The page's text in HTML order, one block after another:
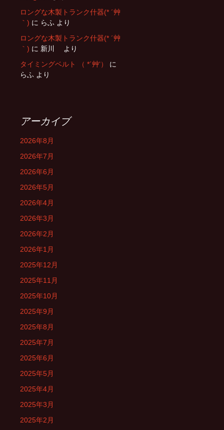
ロングな木製トランク什器(* ´艸
｀) に らふ より
ロングな木製トランク什器(* ´艸
｀) に 新川
より
タイミングベルト （ *´艸‘）
に
らふ より
アーカイブ
2026年8月
2026年7月
2026年6月
2026年5月
2026年4月
2026年3月
2026年2月
2026年1月
2025年12月
2025年11月
2025年10月
2025年9月
2025年8月
2025年7月
2025年6月
2025年5月
2025年4月
2025年3月
2025年2月